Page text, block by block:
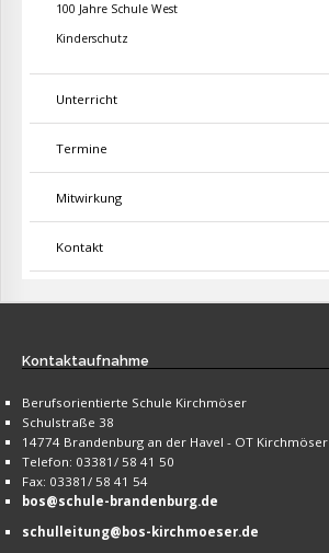
100 Jahre Schule West
Kinderschutz
Unterricht
Termine
Mitwirkung
Kontakt
Kontaktaufnahme
Berufsorientierte Schule Kirchmöser
Schulstraße 38
14774 Brandenburg an der Havel - OT Kirchmöser
Telefon: 03381/ 58 41 50
Fax: 03381/ 58 41 54
bos@schule-brandenburg.de
schulleitung@bos-kirchmoeser.de